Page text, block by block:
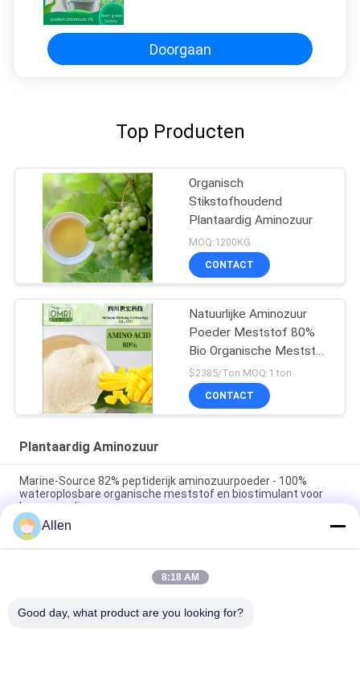
Doorgaan
Top Producten
Organisch
Stikstofhoudend
Plantaardig Aminozuur
MOQ:1200KG
CONTACT
Natuurlijke Aminozuur
Poeder Meststof 80%
Bio Organische Meststof
Van Planten
$2385/Ton MOQ:1 ton
CONTACT
Plantaardig Aminozuur
Marine-Source 82% peptiderijk aminozuurpoeder - 100%
wateroplosbare organische meststof en biostimulant voor
hoogwaardige gewassen
Verbetering van de plantengroei en voeding van groenten met
aminozuren voor optimale groenteproductie
Groente Aminozuur Aminozuur 90% poeder organische
Allen
8:18 AM
Good day, what product are you looking for?